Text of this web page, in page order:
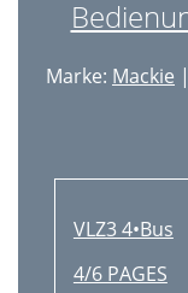
Marke: Mackie
VLZ3 4•Bus
4/6 PAGES